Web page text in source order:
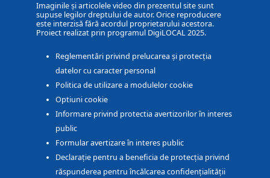
Imaginile și articolele video din prezentul site sunt
supuse legilor dreptului de autor. Orice reproducere
este interzisă fără acordul proprietarului acestora.
Proiect realizat prin programul DigiLOCAL 2025.
Reglementări privind prelucarea și protecția
datelor cu caracter personal
Politica de utilizare a modulelor cookie
Optiuni cookie
Informare privind protectia avertizorilor în interes
public
Formular avertizare în interes public
Declarație pentru a beneficia de protecția privind
răspunderea pentru încălcarea confidențialității